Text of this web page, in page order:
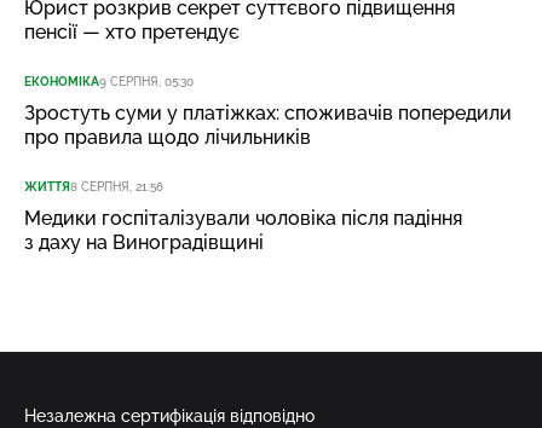
Юрист розкрив секрет суттєвого підвищення
пенсії — хто претендує
ЕКОНОМІКА9 СЕРПНЯ, 05:30
Зростуть суми у платіжках: споживачів попередили
про правила щодо лічильників
ЖИТТЯ8 СЕРПНЯ, 21:56
Медики госпіталізували чоловіка після падіння
з даху на Виноградівщині
Незалежна сертифікація відповідно